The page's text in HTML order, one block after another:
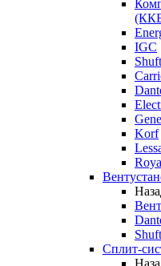
IGC
Shuft
Korf
Shuft
Сплит-